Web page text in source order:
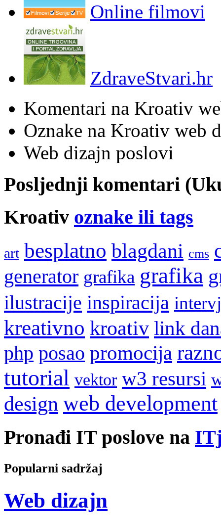
Online filmovi
ZdraveStvari.hr
Komentari na Kroativ
Oznake na Kroativ web
Web dizajn poslovi
Posljednji komentari
Kroativ oznake ili tags
art besplatno blagdani cms
generator grafika grafika
ilustracije inspiracija
kreativno kroativ link
php posao promocija
tutorial vektor w3 resursi
design web development
Pronađi IT poslove na
Popularni sadržaj
Web dizajn